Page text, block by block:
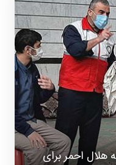
هلال احمر برای